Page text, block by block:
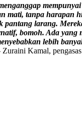
mati, tanpa harapan
pantang larang.
bomoh. Ada yang
lebih
Zuraini Kamal,